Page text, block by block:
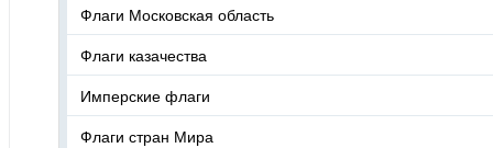
Флаги Московская область
Флаги казачества
Имперские флаги
Флаги стран Мира